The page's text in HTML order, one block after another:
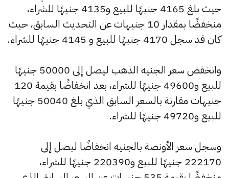
حيث بلغ 4165 جنيهًا للبيع و4135 جنيهًا للشراء،
منخفضًا بمقدار 10 جنيهات عن التحديث السابق، حيث
كان قد سجل 4170 جنيهًا للبيع و 4145 جنيهًا للشراء.
وانخفض سعر الجنيه الذهب ليصل إلى 50000 جنيهًا
للبيع و49600 جنيهًا للشراء، بعد انخفاضًا بقيمة 120
جنيهات مقارنة بالسعر السابق الذي بلغ 50040 جنيهًا
للبيع و49720 جنيهًا للشراء.
وسجل سعر الأونصة بالجنيه انخفاضًا ليصل إلى
222170 جنيهًا للبيع و220390 جنيهًا للشراء،